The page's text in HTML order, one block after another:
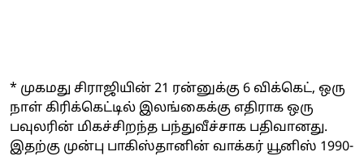
* முகமது சிராஜியின் 21 ரன்னுக்கு 6 விக்கெட், ஒரு
நாள் கிரிக்கெட்டில் இலங்கைக்கு எதிராக ஒரு
பவுலரின் மிகச்சிறந்த பந்துவீச்சாக பதிவானது.
இதற்கு முன்பு பாகிஸ்தானின் வாக்கர் யூனிஸ் 1990-